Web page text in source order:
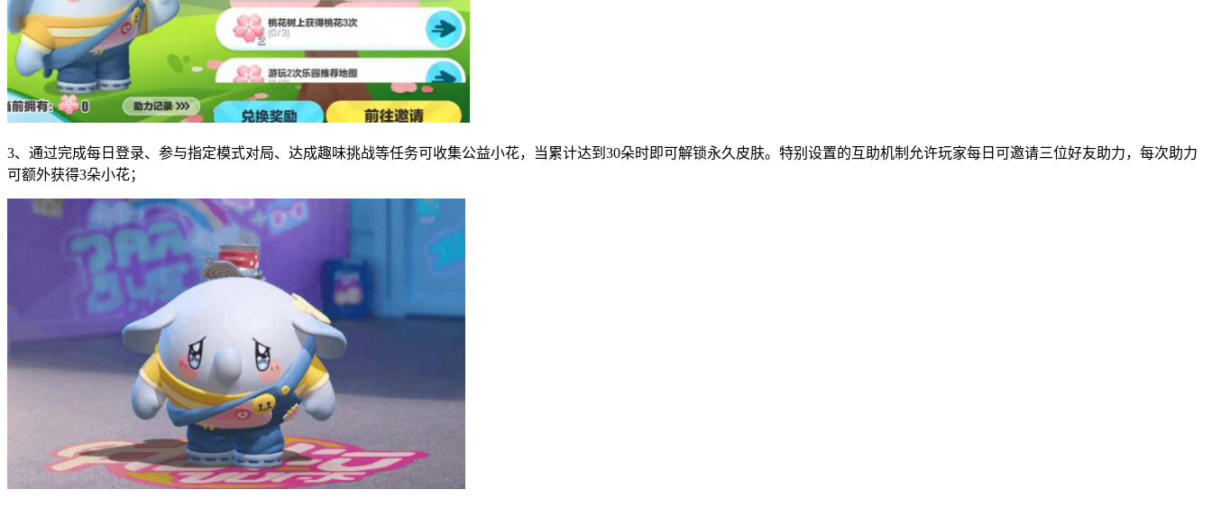
3、通过完成每日登录、参与指定模式对局、达成趣味挑战等任务可收集公益小花，当累计达到30朵时即可解锁永久皮肤。特别设置的互助机制允许玩家每日可邀请三位好友助力，每次助力
可额外获得3朵小花；